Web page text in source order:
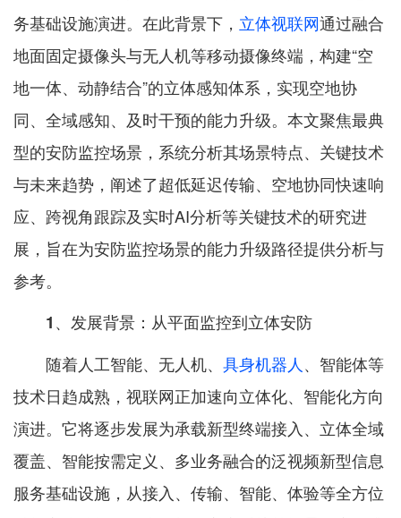
务基础设施演进。在此背景下， 立体视联网通过融合
地面固定摄像头与无人机等移动摄像终端，构建“空
地一体、动静结合”的立体感知体系，实现空地协
同、全域感知、及时干预的能力升级。本文聚焦最典
型的安防监控场景，系统分析其场景特点、关键技术
与未来趋势，阐述了超低延迟传输、空地协同快速响
应、跨视角跟踪及实时AI分析等关键技术的研究进
展，旨在为安防监控场景的能力升级路径提供分析与
参考。
1、发展背景：从平面监控到立体安防
随着人工智能、无人机、 具身机器人 、智能体等
技术日趋成熟，视联网正加速向立体化、智能化方向
演进。它将逐步发展为承载新型终端接入、立体全域
覆盖、智能按需定义、多业务融合的泛视频新型信息
服务基础设施，从接入、传输、智能、体验等全方位